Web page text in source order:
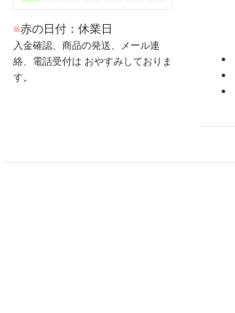
■赤の日付：休業日
入金確認、商品の発送、メール連
絡、電話受付は おやすみしておりま
す。